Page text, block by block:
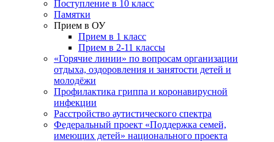
Поступление в 10 класс
Памятки
Прием в ОУ
Прием в 1 класс
Прием в 2-11 классы
«Горячие линии» по вопросам организации
отдыха, оздоровления и занятости детей и
молодёжи
Профилактика гриппа и коронавирусной
инфекции
Расстройство аутистического спектра
Федеральный проект «Поддержка семей,
имеющих детей» национального проекта